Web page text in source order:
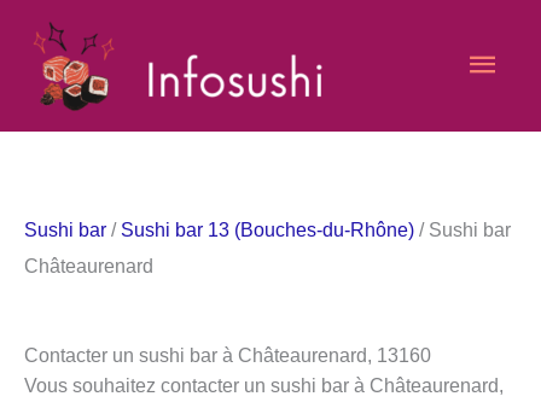
contenu
Sushi bar / Sushi bar 13 (Bouches-du-Rhône) / Sushi bar
Châteaurenard
Contacter un sushi bar à Châteaurenard, 13160
Vous souhaitez contacter un sushi bar à Châteaurenard,